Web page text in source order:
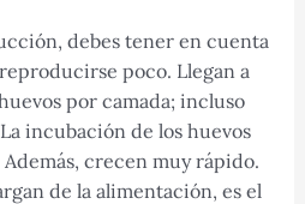
debes tener en cuenta
poco. Llegan a
por camada; incluso
incubación de los huevos
crecen muy rápido.
de la alimentación, es el